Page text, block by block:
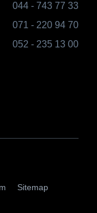
044 - 743 77 33
071 - 220 94 70
052 - 235 13 00
Sitemap